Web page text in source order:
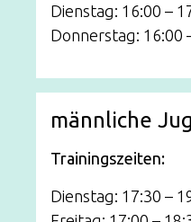
Dienstag: 16:00 –
Donnerstag: 16:00
männliche
Trainingszeiten:
Dienstag: 17:30 –